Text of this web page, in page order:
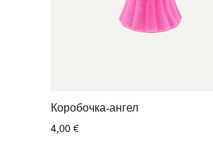
Коробочка-ангел
4,00 €